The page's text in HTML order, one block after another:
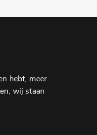
hebt, meer
wij staan